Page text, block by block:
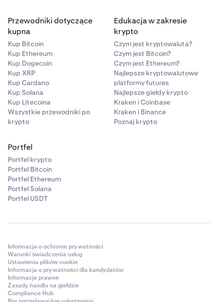
Przewodniki dotyczące
kupna
Kup Bitcoin
Kup Ethereum
Kup Dogecoin
Kup XRP
Kup Cardano
Kup Solana
Kup Litecoina
Wszystkie przewodniki po
krypto
Edukacja w zakresie
krypto
Czym jest kryptowaluta?
Czym jest Bitcoin?
Czym jest Ethereum?
Najlepsze kryptowalutowe
platformy futures
Najlepsze giełdy krypto
Kraken i Coinbase
Kraken i Binance
Poznaj krypto
Portfel
Portfel krypto
Portfel Bitcoin
Portfel Ethereum
Portfel Solana
Portfel USDT
Informacja o ochronie prywatności
Warunki świadczenia usług
Ustawienia plików cookie
Informacja o prywatności dla kandydatów
Informacje prawne
Zasady handlu na giełdzie
Compliance Hub